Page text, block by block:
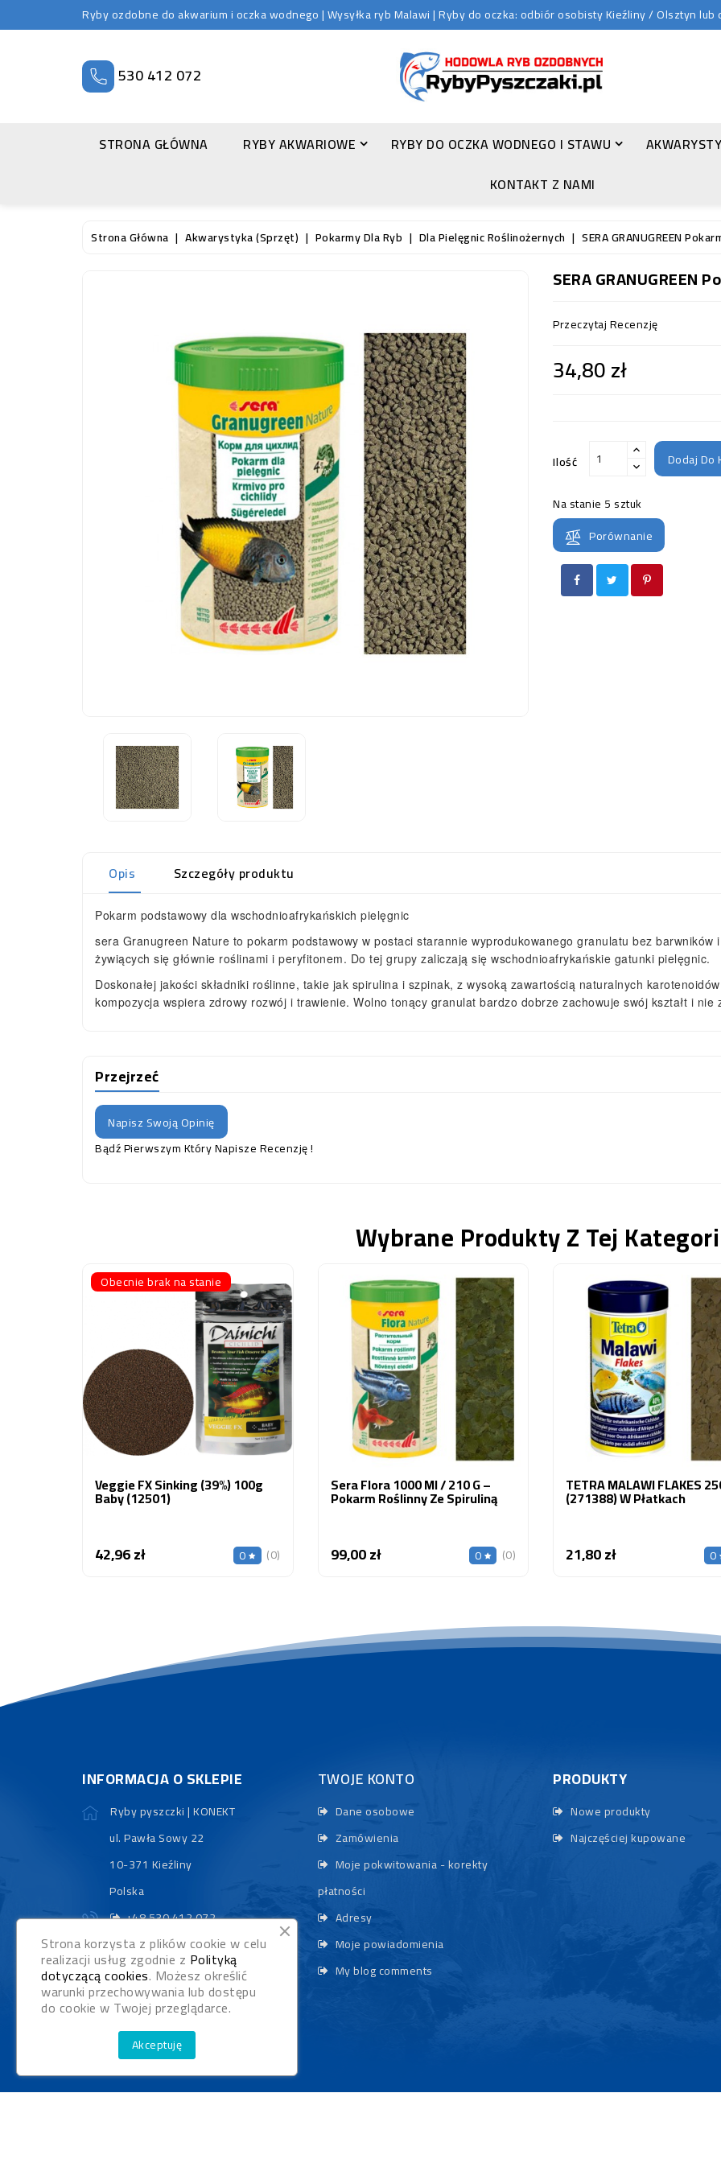
Ryby ozdobne do akwarium i oczka wodnego | Wysyłka ryb Malawi | Ryby do oczka: odbiór osobisty Kieźliny / Olsztyn
530 412 072
STRONA GŁÓWNA RYBY AKWARIOWE RYBY DO OCZKA WODNEGO I STAWU
KONTAKT Z NAMI
Strona Główna Akwarystyka (sprzęt) Pokarmy Dla Ryb Dla Pielęgnic Roślinożernych SERA GRANUGREEN
SERA GRANUGREEN
Przeczytaj Recenzję
34,80 zł
Ilość Dodaj Do
Na stanie 5 sztuk
Porównanie
Opis Szczegóły produktu
Pokarm podstawowy dla wschodnioafrykańskich pielęgnic
sera Granugreen Nature to pokarm podstawowy w postaci starannie wyprodukowanego granulatu bez barwników
żywiących się głównie roślinami i peryfitonem. Do tej grupy zaliczają się wschodnioafrykańskie gatunki pielęgnic.
Doskonałej jakości składniki roślinne, takie jak spirulina i szpinak, z wysoką zawartością naturalnych
kompozycja wspiera zdrowy rozwój i trawienie. Wolno tonący granulat bardzo dobrze zachowuje swój kształt i nie
Przejrzeć
Napisz Swoją Opinię
Bądź Pierwszym Który Napisze Recenzję !
Wybrane Produkty Z Tej
Obecnie brak na stanie
Veggie FX Sinking (39%) 100g
Baby (12501)
42,96 złCena 0 (0)
Sera Flora 1000 Ml / 210 G –
Pokarm Roślinny Ze Spiruliną
99,00 złCena 0 (0)
TETRA MALAWI FLAKES
(271388) W Płatkach
21,80 złCena 0
INFORMACJA O SKLEPIE
Ryby pyszczki | KONEKT
ul. Pawła Sowy 22
10-371 Kieźliny
Polska
+48 530 412 072
sklep@rybypyszczaki.pl
TWOJE KONTO
Dane osobowe
Zamówienia
Moje pokwitowania - korekty
płatności
Adresy
Moje powiadomienia
My blog comments
PRODUKTY
Nowe produkty
Najczęściej kupowane
Strona korzysta z plików cookie w celu
realizacji usług zgodnie z Polityką
dotyczącą cookies. Możesz określić
warunki przechowywania lub dostępu
do cookie w Twojej przeglądarce.
Akceptuję